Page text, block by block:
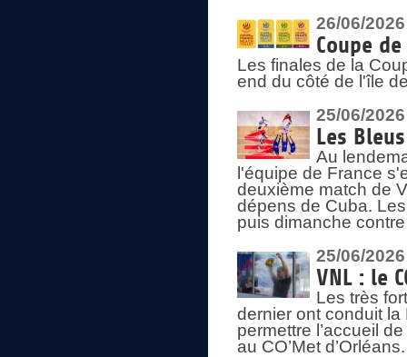
26/06/2026
Coupe
Les finales de la
end du côté de l'île
25/06/2026
Les
Au
l'équipe de France
deuxième match de
dépens de Cuba.
puis dimanche
25/06/2026
VNL : le
Les très
dernier ont conduit
permettre l’accueil
au CO’Met d’Orléans.